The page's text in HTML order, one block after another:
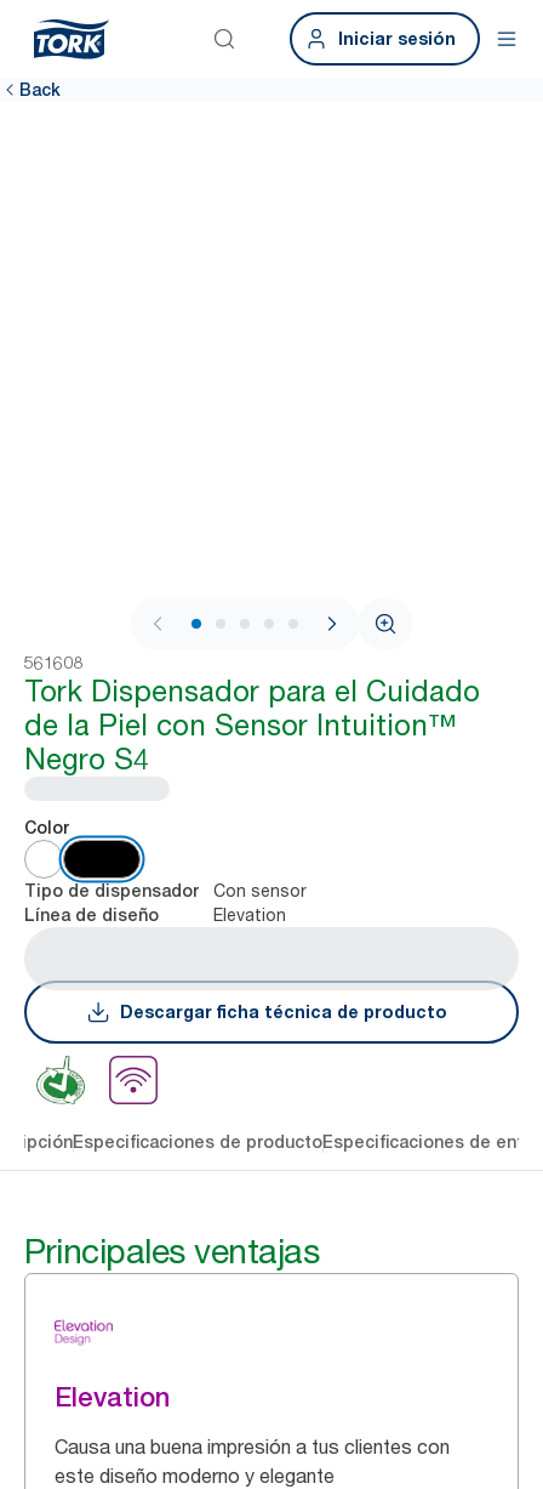
Iniciar sesión
Back
1 / 7
561608
Tork Dispensador para el Cuidado
de la Piel con Sensor Intuition™
Negro S4
Color
Tipo de dispensador Con sensor
Línea de diseño Elevation
Descargar ficha técnica de producto
Especificaciones de productoEspecificaciones de
Principales ventajas
Elevation
Causa una buena impresión a tus clientes con
este diseño moderno y elegante